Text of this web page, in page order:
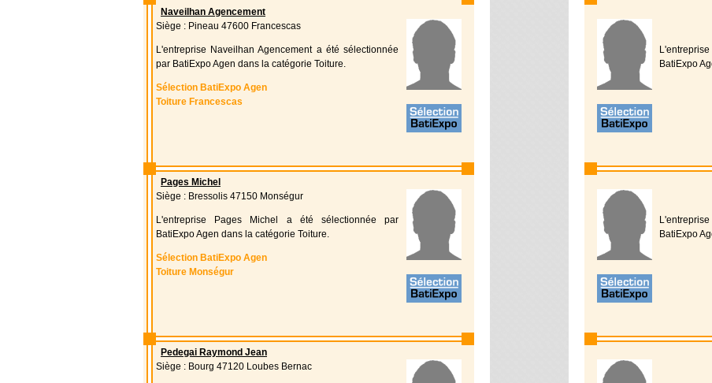
Naveilhan Agencement
Siège : Pineau 47600 Francescas
L'entreprise Naveilhan Agencement a été sélectionnée
par BatiExpo Agen dans la catégorie Toiture.
Sélection BatiExpo Agen
Toiture Francescas
BatiExpo
Pages Michel
Siège : Bressolis 47150 Monségur
L'entreprise Pages Michel a été sélectionnée par
BatiExpo Agen dans la catégorie Toiture.
Sélection BatiExpo Agen
Toiture Monségur
BatiExpo
Pedegai Raymond Jean
Siège : Bourg 47120 Loubes Bernac